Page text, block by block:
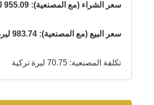
سعر الشراء (مع المصنعية): 955.09 ليرة تركية
سعر البيع (مع المصنعية): 983.74 ليرة تركية
تكلفة المصنعية: 70.75 ليرة تركية